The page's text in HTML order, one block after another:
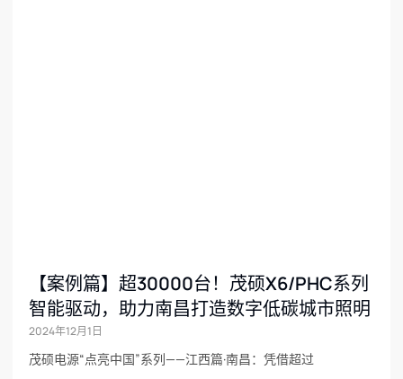
【案例篇】超30000台！茂硕X6/PHC系列
智能驱动，助力南昌打造数字低碳城市照明
2024年12月1日
茂硕电源“点亮中国”系列——江西篇·南昌：凭借超过